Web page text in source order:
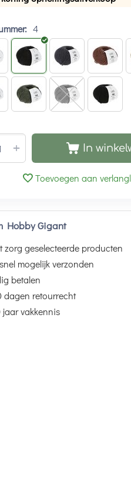
4
+ In
Toevoegen aan
Hobby Gigant
zorg geselecteerde producten
mogelijk verzonden
betalen
dagen retourrecht
jaar vakkennis